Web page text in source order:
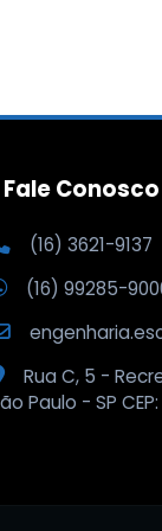
Fale Conosco
(16) 3621-9137
(16) 99285-
Rua C, 5 -
Paulo - SP